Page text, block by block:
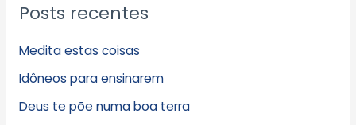
Posts recentes
Medita estas coisas
Idôneos para ensinarem
Deus te põe numa boa terra